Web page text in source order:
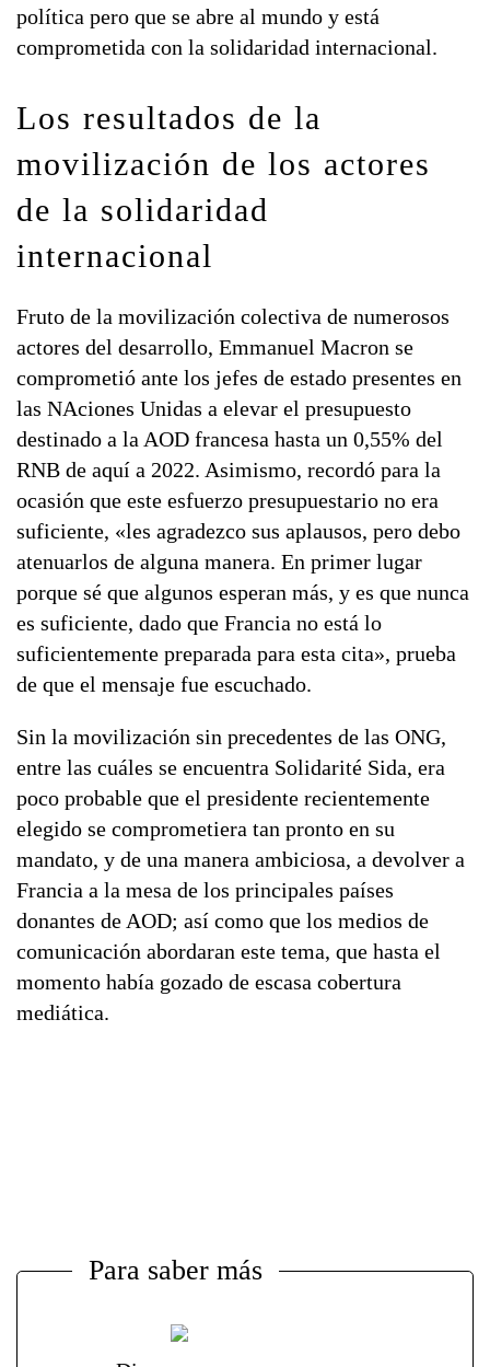
política pero que se abre al mundo y está
comprometida con la solidaridad internacional.
Los resultados de la
movilización de los actores
de la solidaridad
internacional
Fruto de la movilización colectiva de numerosos
actores del desarrollo, Emmanuel Macron se
comprometió ante los jefes de estado presentes en
las NAciones Unidas a elevar el presupuesto
destinado a la AOD francesa hasta un 0,55% del
RNB de aquí a 2022. Asimismo, recordó para la
ocasión que este esfuerzo presupuestario no era
suficiente, «les agradezco sus aplausos, pero debo
atenuarlos de alguna manera. En primer lugar
porque sé que algunos esperan más, y es que nunca
es suficiente, dado que Francia no está lo
suficientemente preparada para esta cita», prueba
de que el mensaje fue escuchado.
Sin la movilización sin precedentes de las ONG,
entre las cuáles se encuentra Solidarité Sida, era
poco probable que el presidente recientemente
elegido se comprometiera tan pronto en su
mandato, y de una manera ambiciosa, a devolver a
Francia a la mesa de los principales países
donantes de AOD; así como que los medios de
comunicación abordaran este tema, que hasta el
momento había gozado de escasa cobertura
mediática.
Para saber más